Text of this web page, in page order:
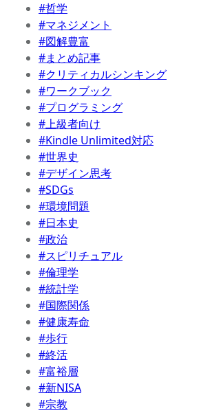
#哲学
#マネジメント
#図解豊富
#まとめ記事
#クリティカルシンキング
#ワークブック
#プログラミング
#上級者向け
#Kindle Unlimited対応
#世界史
#デザイン思考
#SDGs
#環境問題
#日本史
#政治
#スピリチュアル
#倫理学
#統計学
#国際関係
#健康寿命
#歩行
#終活
#富裕層
#新NISA
#宗教